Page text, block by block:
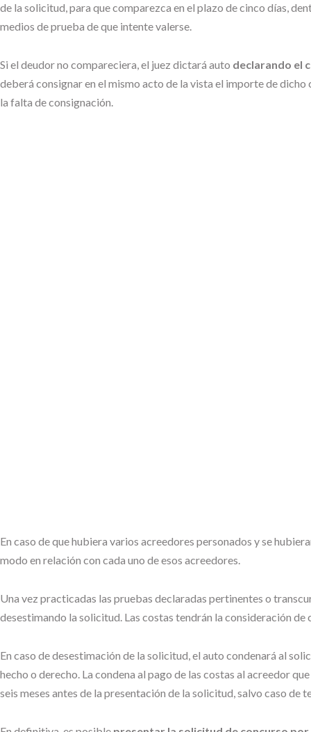
de la solicitud, para que comparezca en el plazo de cinco días,
medios de prueba de que intente valerse.
Si el deudor no compareciera, el juez dictará auto declarando el
deberá consignar en el mismo acto de la vista el importe de
la falta de consignación.
En caso de que hubiera varios acreedores personados y se
modo en relación con cada uno de esos acreedores.
Una vez practicadas las pruebas declaradas pertinentes o
desestimando la solicitud. Las costas tendrán la consideración de
En caso de desestimación de la solicitud, el auto condenará al
hecho o derecho. La condena al pago de las costas al acreedor
seis meses antes de la presentación de la solicitud, salvo caso de